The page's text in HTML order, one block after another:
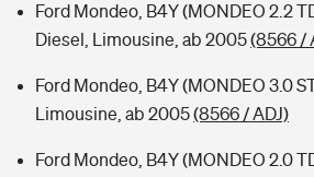
Ford Mondeo, B4Y (MONDEO 2.2
Diesel, Limousine, ab 2005(8566 /
Ford Mondeo, B4Y (MONDEO 3.0
Limousine, ab 2005(8566 / ADJ)
Ford Mondeo, B4Y (MONDEO 2.0